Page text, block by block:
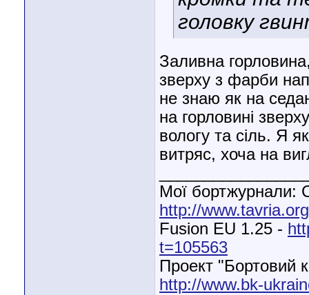
головку
Заливна
зверху з фарби
не знаю як на
на горловині
вологу та сіль. Я
витряс, хоча на
Мої бортжурнали:
http://
Fusion EU 1.25 -
t=105563
Проект "Бортовий
http://www.bk-